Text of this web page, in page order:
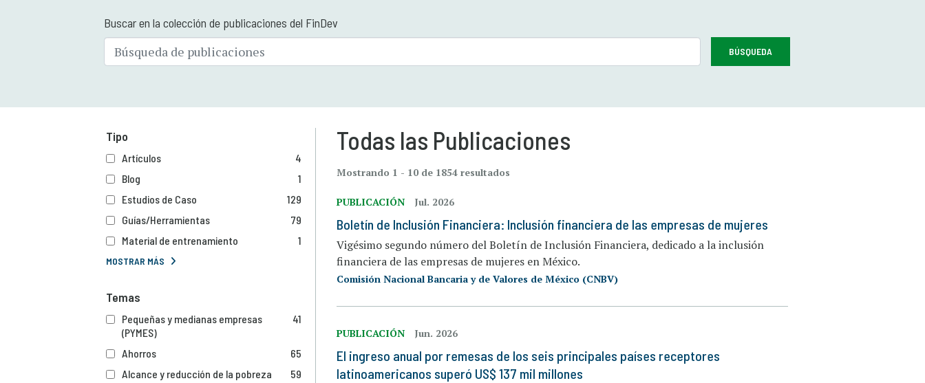
Buscar en la colección de publicaciones del FinDev
BÚSQUEDA
Todas las Publicaciones
Mostrando 1 - 10 de 1854 resultados
PUBLICACIÓN Jul. 2026
Boletín de Inclusión Financiera: Inclusión financiera de las empresas de mujeres
Vigésimo segundo número del Boletín de Inclusión Financiera, dedicado a la inclusión
financiera de las empresas de mujeres en México.
Comisión Nacional Bancaria y de Valores de México (CNBV)
PUBLICACIÓN Jun. 2026
El ingreso anual por remesas de los seis principales países receptores
latinoamericanos superó US$ 137 mil millones
Tipo
Artículos
4
Blog
1
Estudios de Caso
129
Guías/Herramientas
79
Material de entrenamiento
1
MOSTRAR MÁS
Temas
Pequeñas y medianas empresas
(PYMES)
41
Ahorros
65
Alcance y reducción de la pobreza
59